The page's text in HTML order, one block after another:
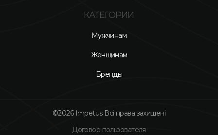
КАТЕГОРИИ
Мужчинам
Женщинам
Бренды
©2026 Impetus Всі права захищені
Договор пользователя